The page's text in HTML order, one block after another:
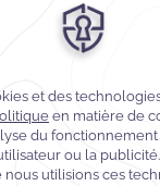
en matière de cookies
Politique de confidentialité
en matière de cookies
Accessibilité du Web
Mentions légales
générales de vente